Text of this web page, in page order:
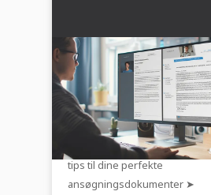
Opret ansøgning og CV
- Tips & Eksempler
✅ Oprettelse af ansøgning og
CV på korrekt vis ➤
Skabeloner, eksempler og
tips til dine perfekte
ansøgningsdokumenter ➤